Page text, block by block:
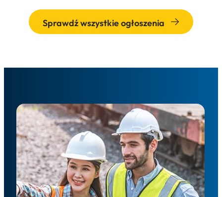
Sprawdź wszystkie ogłoszenia